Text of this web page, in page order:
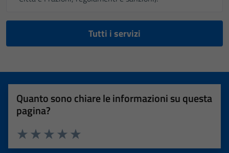
Tutti i servizi
Quanto sono chiare le informazioni su questa
pagina?
Valuta 5 stelle su 5
Valuta 4 stelle su 5
Valuta 3 stelle su 5
Valuta 2 stelle su 5
Valuta 1 stelle su 5